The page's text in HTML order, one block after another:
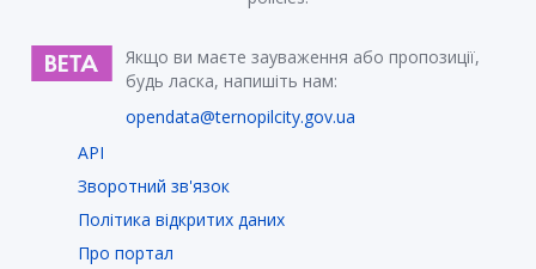
Якщо ви маєте зауваження або пропозиції,
будь ласка, напишіть нам:
opendata@ternopilcity.gov.ua
API
Зворотний зв'язок
Політика відкритих даних
Про портал